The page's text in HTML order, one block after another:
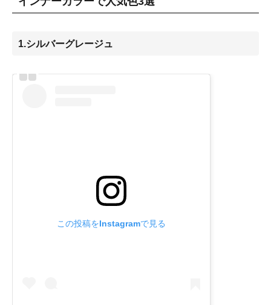
1.シルバーグレージュ
この投稿をInstagramで見る